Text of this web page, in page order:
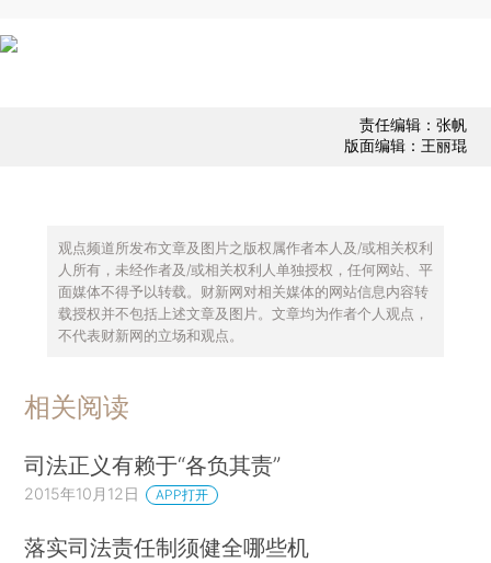
责任编辑：张帆
版面编辑：王丽琨
观点频道所发布文章及图片之版权属作者本人及/或相关权利
人所有，未经作者及/或相关权利人单独授权，任何网站、平
面媒体不得予以转载。财新网对相关媒体的网站信息内容转
载授权并不包括上述文章及图片。文章均为作者个人观点，
不代表财新网的立场和观点。
相关阅读
司法正义有赖于“各负其责”
2015年10月12日 APP打开
落实司法责任制须健全哪些机